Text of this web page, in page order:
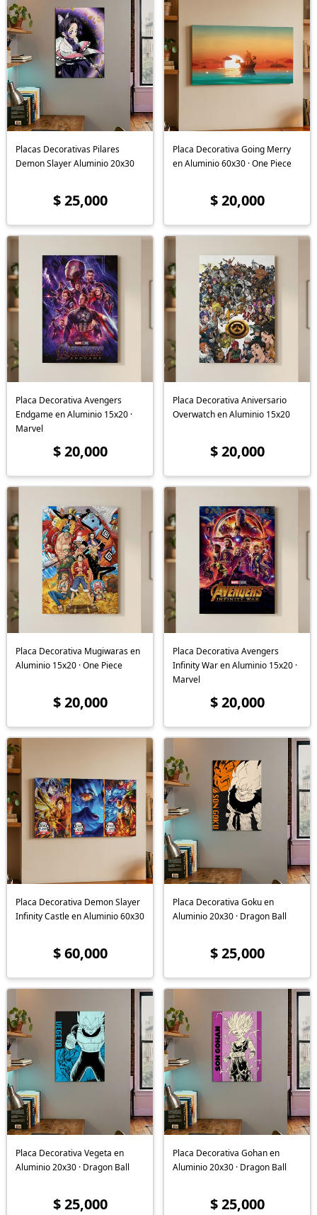
Placas Decorativas Pilares
Demon Slayer Aluminio 20x30
$ 25,000
Placa Decorativa Going Merry
en Aluminio 60x30 · One Piece
$ 20,000
Placa Decorativa Avengers
Endgame en Aluminio 15x20 ·
Marvel
$ 20,000
Placa Decorativa Aniversario
Overwatch en Aluminio 15x20
$ 20,000
Placa Decorativa Mugiwaras en
Aluminio 15x20 · One Piece
$ 20,000
Placa Decorativa Avengers
Infinity War en Aluminio 15x20 ·
Marvel
$ 20,000
Placa Decorativa Demon Slayer
Infinity Castle en Aluminio 60x30
$ 60,000
Placa Decorativa Goku en
Aluminio 20x30 · Dragon Ball
$ 25,000
Placa Decorativa Vegeta en
Aluminio 20x30 · Dragon Ball
$ 25,000
Placa Decorativa Gohan en
Aluminio 20x30 · Dragon Ball
$ 25,000